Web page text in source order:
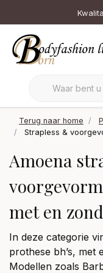
Terug naar home
Strapless &
Amoena
met en
In deze categorie
prothese bh’s, met
Modellen zoals